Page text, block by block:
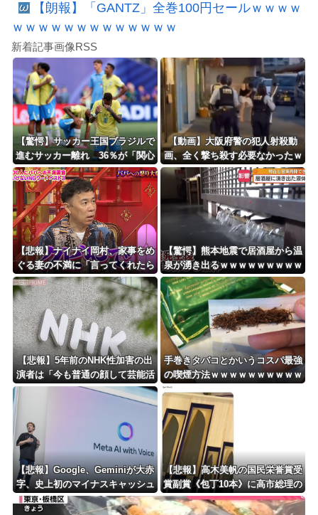
【朗報】「GANTZ」全巻100円セールｗｗｗｗ
ｗｗｗｗｗｗｗｗｗｗｗｗｗ
新着記事画像RSS
【驚愕】サッカー王国ブラジルで
進むサッカー離れ 36％が「関心
なし」
【動画】大阪府警の犯人射殺動
画、全く撃ち殺す必要なかったｗ
ｗｗｗｗｗｗｗｗｗｗ
【悲報】ナイナイ岡村、家事をめ
ぐる妻の不満に「言ってくれたら
済む話やん」になるみ「バイトや
ったらクビやで」説教受け黙り込
む
【驚愕】熊本地震で居酒屋から温
泉が湧き出るｗｗｗｗｗｗｗｗｗ
ｗｗｗ
【悲報】5年前のNHK性加害の出
演者は「今も普通の顔して芸能活
動してる」ネット「受信料を取る
くらいなら詳細を伝えよ」
手巻きタバコとかいうコスパ最強
の喫煙方法ｗｗｗｗｗｗｗｗｗｗ
【悲報】Google、Geminiが大赤
字、史上初のマイナスキャッシュ
フローに陥る・・・
【悲報】高木美帆の国民栄誉賞受
賞副賞《包丁10本》に高市総理の
名前も刻印ｗｗｗｗｗｗｗｗｗ